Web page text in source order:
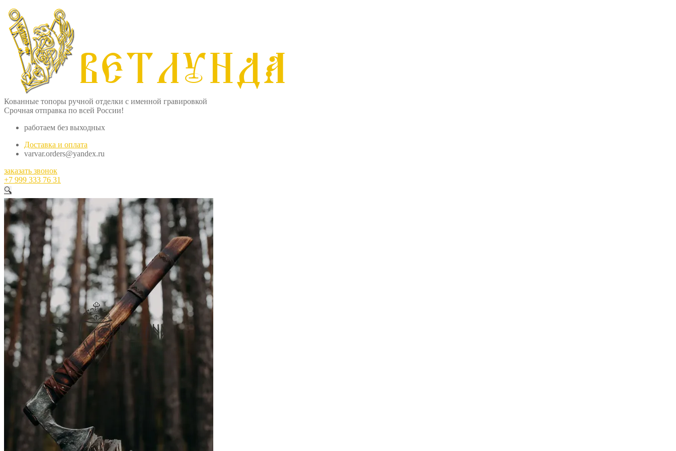
Кованные топоры ручной отделки с именной гравировкой
Срочная отправка по всей России!
работаем без выходных
Доставка и оплата
varvar.orders@yandex.ru
заказать звонок
+7 999 333 76 31
🔍